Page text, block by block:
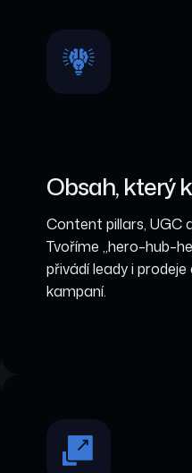
Obsah, který
Content pillars, UGC
Tvoříme
přivádí leady i
kampaní.